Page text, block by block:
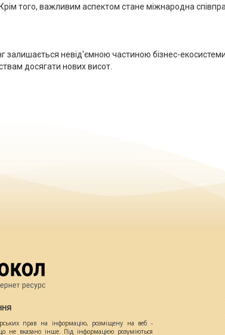
того, важливим аспектом стане міжнародна
залишається невід'ємною частиною бізнес-
досягати нових висот.
прав на інформацію, розміщену на веб -
не вказано інше. Під інформацією розуміються